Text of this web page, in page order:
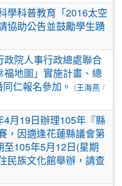
學科普教育「2016太空
協助公告並鼓勵學生踴
政院人事行政總處聯合
地圖」實施計畫、總
仁報名參加。 (王海燕 /
4月19日辦理105年『縣
，因適逢花蓮縣議會第
105年5月12日(星期
民族文化館舉辦，請查